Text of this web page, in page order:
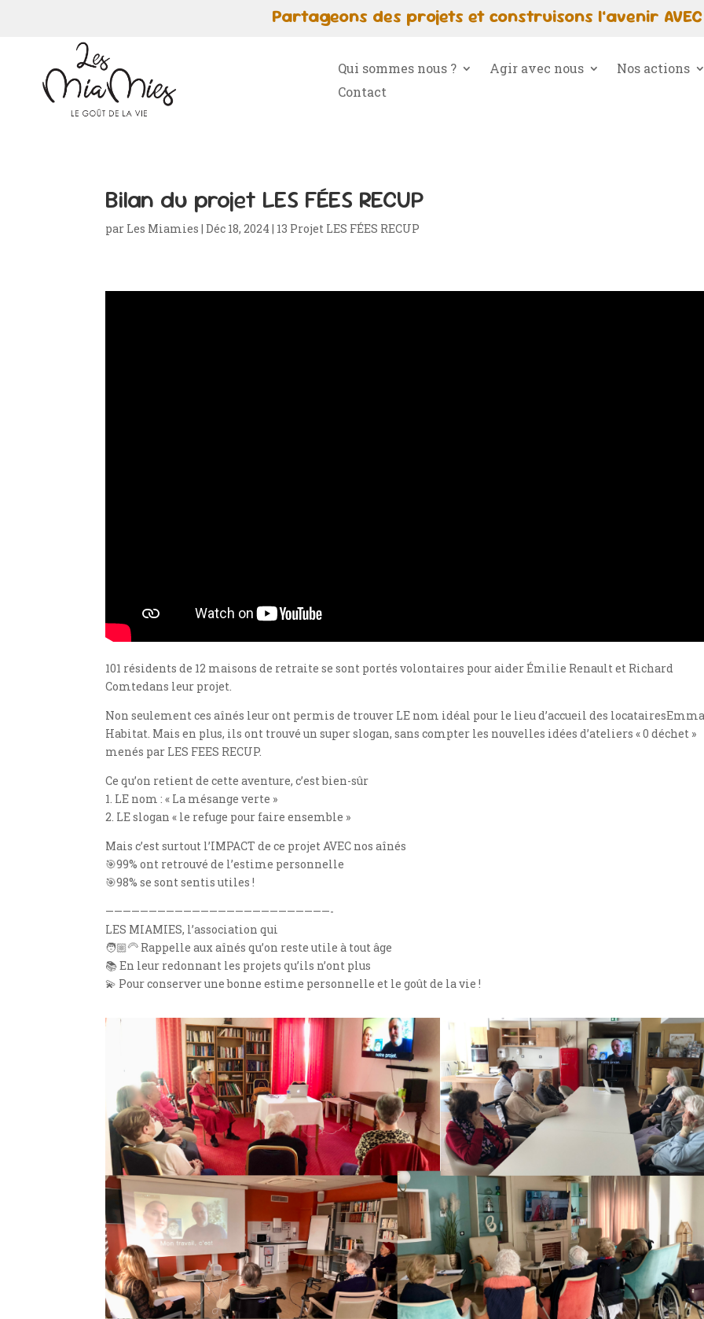
Partageons des projets et construisons l’avenir
Qui sommes nous ? Agir avec nous
Nos actions
Contact
Bilan du projet LES FÉES RECUP
par Les Miamies |Déc 18, 2024 | 13 Projet LES FÉES RECUP
101 résidents de 12 maisons de retraite se sont portés volontaires pour aider Émilie Renault et Richard
Comtedans leur projet.
Non seulement ces aînés leur ont permis de trouver LE nom idéal pour le lieu d’accueil des locataires
Habitat. Mais en plus, ils ont trouvé un super slogan, sans compter les nouvelles idées d’ateliers « 0 déchet »
menés par LES FEES RECUP.
Ce qu’on retient de cette aventure, c’est bien-sûr
1. LE nom : « La mésange verte »
2. LE slogan « le refuge pour faire ensemble »
Mais c’est surtout l’IMPACT de ce projet AVEC nos aînés
🎯99% ont retrouvé de l’estime personnelle
🎯98% se sont sentis utiles !
——————————————————————————-
LES MIAMIES, l’association qui
🧑🏼‍🦳 Rappelle aux aînés qu’on reste utile à tout âge
📚En leur redonnant les projets qu’ils n’ont plus
💫 Pour conserver une bonne estime personnelle et le goût de la vie !